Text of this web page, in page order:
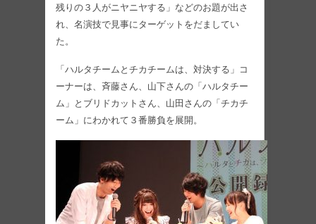
残りの３人がニヤニヤする」などのお題が出さ
れ、名演技で見事にターゲットをだましてい
た。
「ハルタチームとチカチームは、対決する」コ
ーナーは、斉藤さん、山下さんの「ハルタチー
ム」とブリドカットさん、山田さんの「チカチ
ーム」にわかれて３番勝負を展開。